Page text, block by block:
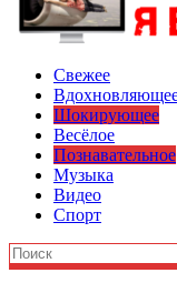
Свежее
Шокирующее
Весёлое
Познавательное
Музыка
Видео
Спорт